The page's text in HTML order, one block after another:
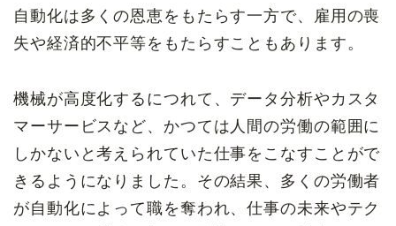
自動化は多くの恩恵をもたらす一方で、雇用の喪
失や経済的不平等をもたらすこともあります。
機械が高度化するにつれて、データ分析やカスタ
マーサービスなど、かつては人間の労働の範囲に
しかないと考えられていた仕事をこなすことがで
きるようになりました。その結果、多くの労働者
が自動化によって職を奪われ、仕事の未来やテク